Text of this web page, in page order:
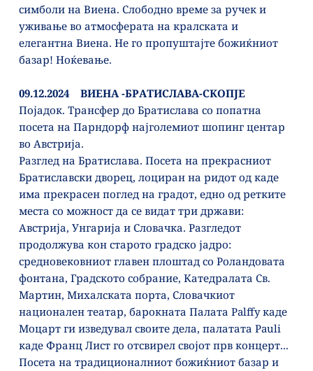
симболи на Виена. Слободно време за ручек и
уживање во атмосферата на кралската и
елегантна Виена. Не го пропуштајте божиќниот
базар! Ноќевање.
09.12.2024    ВИЕНА -БРАТИСЛАВА-СКОПЈЕ
Појадок. Трансфер до Братислава со попатна
посета на Парндорф најголемиот шопинг центар
во Австрија.
Разглед на Братислава. Посета на прекрасниот
Братиславски дворец, лоциран на ридот од каде
има прекрасен поглед на градот, едно од ретките
места со можност да се видат три држави:
Австрија, Унгарија и Словачка. Разгледот
продолжува кон старото градско јадро:
средновековниот главен плоштад со Роландовата
фонтана, Градското собрание, Катедралата Св.
Мартин, Михалската порта, Словачкиот
национален театар, барокната Палата Palffy каде
Моцарт ги изведувал своите дела, палатата Pauli
каде Франц Лист го отсвирел својот прв концерт...
Посета на традиционалниот божиќниот базар и